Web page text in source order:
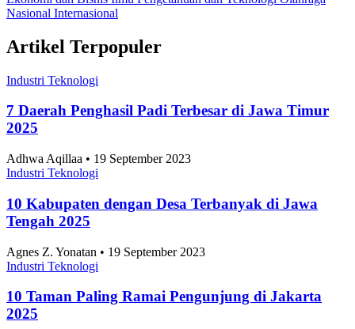
Nasional Internasional
Artikel Terpopuler
Industri Teknologi
7 Daerah Penghasil Padi Terbesar di Jawa Timur
2025
Adhwa Aqillaa • 19 September 2023
Industri Teknologi
10 Kabupaten dengan Desa Terbanyak di Jawa
Tengah 2025
Agnes Z. Yonatan • 19 September 2023
Industri Teknologi
10 Taman Paling Ramai Pengunjung di Jakarta
2025